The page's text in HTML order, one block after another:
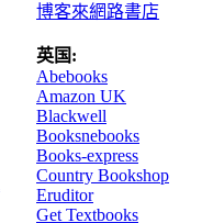
博客來網路書店
英国:
Abebooks
Amazon UK
Blackwell
Booksnebooks
Books-express
Country Bookshop
Eruditor
Get Textbooks